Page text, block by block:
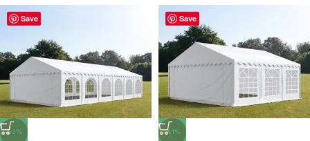
Save
-52%
Save
-41%